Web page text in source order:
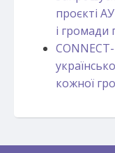
проєкті
і громади
кожної